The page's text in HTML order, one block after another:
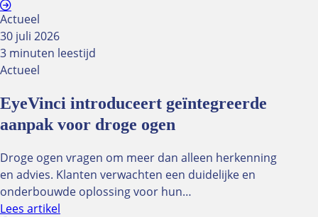
Catering
Diner buffetten
Actueel
30 juli 2026
3 minuten leestijd
Actueel
EyeVinci introduceert geïntegreerde
aanpak voor droge ogen
Droge ogen vragen om meer dan alleen herkenning
en advies. Klanten verwachten een duidelijke en
onderbouwde oplossing voor hun…
Lees artikel